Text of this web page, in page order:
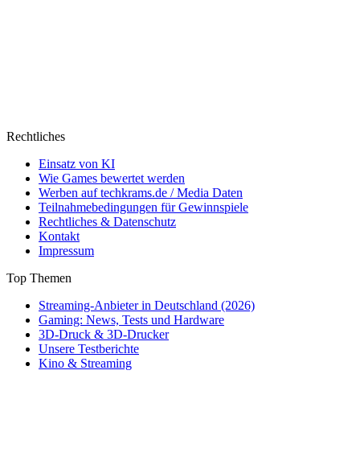
Rechtliches
Einsatz von KI
Wie Games bewertet werden
Werben auf techkrams.de / Media Daten
Teilnahmebedingungen für Gewinnspiele
Rechtliches & Datenschutz
Kontakt
Impressum
Top Themen
Streaming-Anbieter in Deutschland (2026)
Gaming: News, Tests und Hardware
3D-Druck & 3D-Drucker
Unsere Testberichte
Kino & Streaming